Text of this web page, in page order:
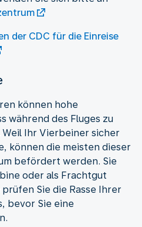
der CDC für die Einreise
können hohe
während des Fluges zu
Ihr Vierbeiner sicher
können die meisten dieser
befördert werden. Sie
oder als Frachtgut
Sie die Rasse Ihrer
bevor Sie eine